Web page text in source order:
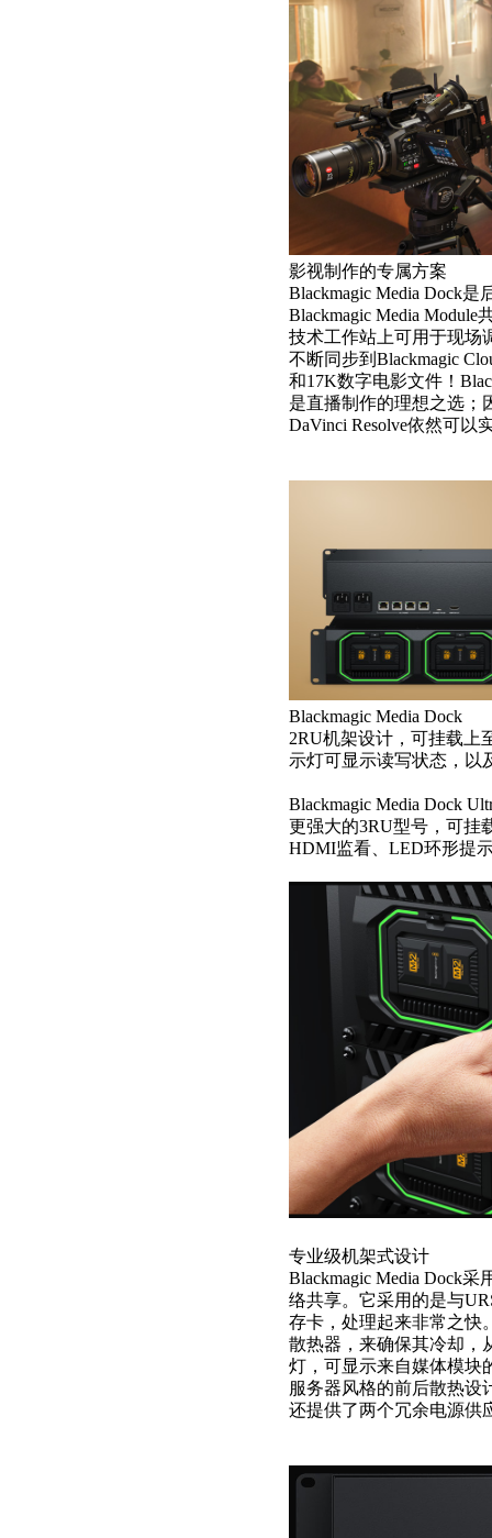
影视制作的专属方案
Blackmagic Media Dock
Blackmagic Media
技术工作站上可用于现场
不断同步到Blackmagic
和17K数字电影文件！
是直播制作的理想之选；
DaVinci Resolve依然可以
Blackmagic Media Dock
2RU机架设计，可挂载上
示灯可显示读写状态，以
Blackmagic Media Dock
更强大的3RU型号，可挂
HDMI监看、LED环形提
专业级机架式设计
Blackmagic Media Dock
络共享。它采用的是与
存卡，处理起来非常之快
散热器，来确保其冷却，
灯，可显示来自媒体模块
服务器风格的前后散热设
还提供了两个冗余电源供